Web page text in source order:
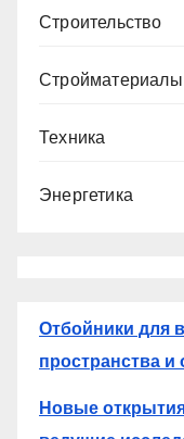
Строительство
Стройматериалы
Техника
Энергетика
Отбойники для
пространства и
Новые